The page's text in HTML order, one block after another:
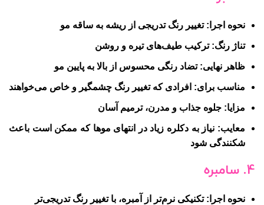
نحوه اجرا: تغییر رنگ تدریجی از ریشه به ساقه مو
تناژ رنگ: ترکیب طیف‌های تیره و روشن
ظاهر نهایی: تضاد رنگی محسوس از بالا به پایین مو
مناسب برای: افرادی که تغییر رنگ چشمگیر و خاص می‌خواهند
مزایا: جلوه جذاب و مدرن، ترمیم آسان
معایب: نیاز به دکلره زیاد در انتهای موها که ممکن است باعث
شکنندگی شود
4. سامبره
نحوه اجرا: تکنیکی نرم‌تر از آمبره، با تغییر رنگ تدریجی‌تر